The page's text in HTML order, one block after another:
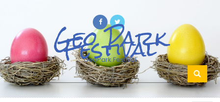
Geo Park
Festival
GeoPark Festival
Search
for: